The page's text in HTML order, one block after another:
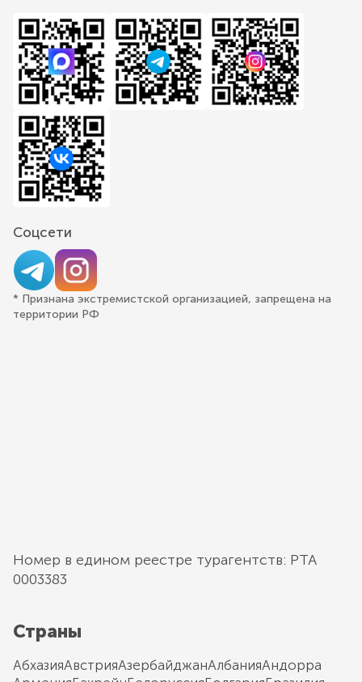
Соцсети
* Признана экстремистской организацией, запрещена на
территории РФ
Номер в едином реестре турагентств: РТА
0003383
Страны
АбхазияАвстрияАзербайджанАлбанияАндорра